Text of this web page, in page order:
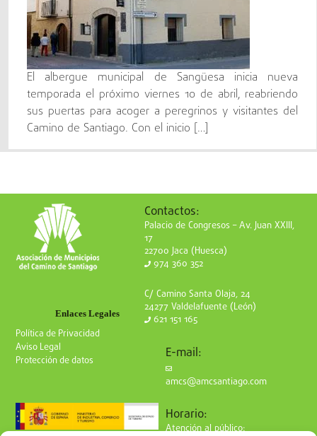
El albergue municipal de Sangüesa inicia nueva
temporada el próximo viernes 10 de abril, reabriendo
sus puertas para acoger a peregrinos y visitantes del
Camino de Santiago. Con el inicio […]
Enlaces Legales
Política de Privacidad
Aviso Legal
Protección de datos
Contactos:
Palacio de Congresos – Av. Juan XXIII,
17
22700 Jaca (Huesca)
974 360 352
C/ Camino Santa Olaja, 24
24277 Valdelafuente (León)
621 151 165
E-mail:
amcs@amcsantiago.com
Horario:
Atención al público: